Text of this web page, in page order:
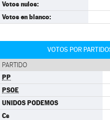
Votos nulos:
Votos en blanco:
VOTOS POR
PARTIDO
PP
PSOE
UNIDOS PODEMOS
Cs